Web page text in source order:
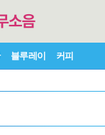
블루레이 커피